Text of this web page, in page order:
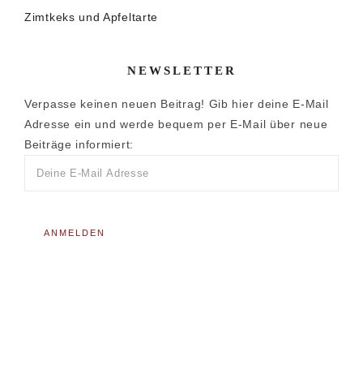
Zimtkeks und Apfeltarte
NEWSLETTER
Verpasse keinen neuen Beitrag! Gib hier deine E-Mail
Adresse ein und werde bequem per E-Mail über neue
Beiträge informiert: